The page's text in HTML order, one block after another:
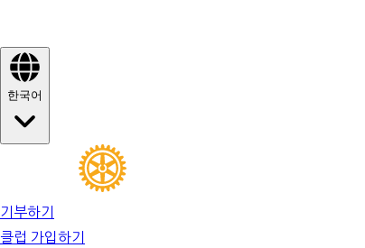
한국어
기부하기
클럽 가입하기